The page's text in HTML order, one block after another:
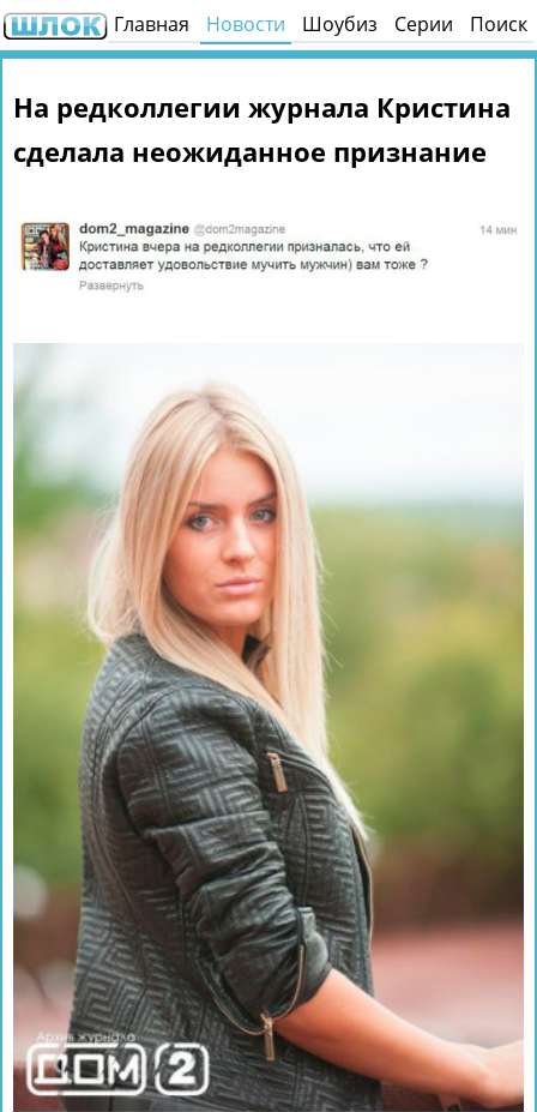
Главная Новости Шоубиз Серии Поиск
На редколлегии журнала Кристина
сделала неожиданное признание